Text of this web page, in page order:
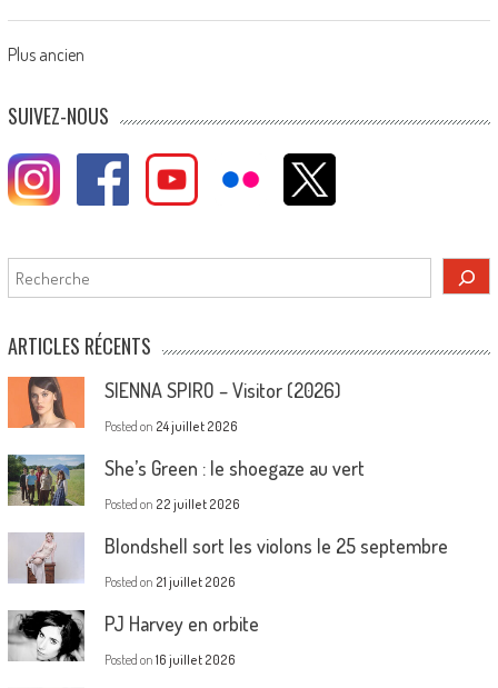
Posts
navigation
Plus ancien
SUIVEZ-NOUS
Rechercher
ARTICLES RÉCENTS
SIENNA SPIRO – Visitor (2026)
Posted on 24 juillet 2026
She’s Green : le shoegaze au vert
Posted on 22 juillet 2026
Blondshell sort les violons le 25 septembre
Posted on 21 juillet 2026
PJ Harvey en orbite
Posted on 16 juillet 2026